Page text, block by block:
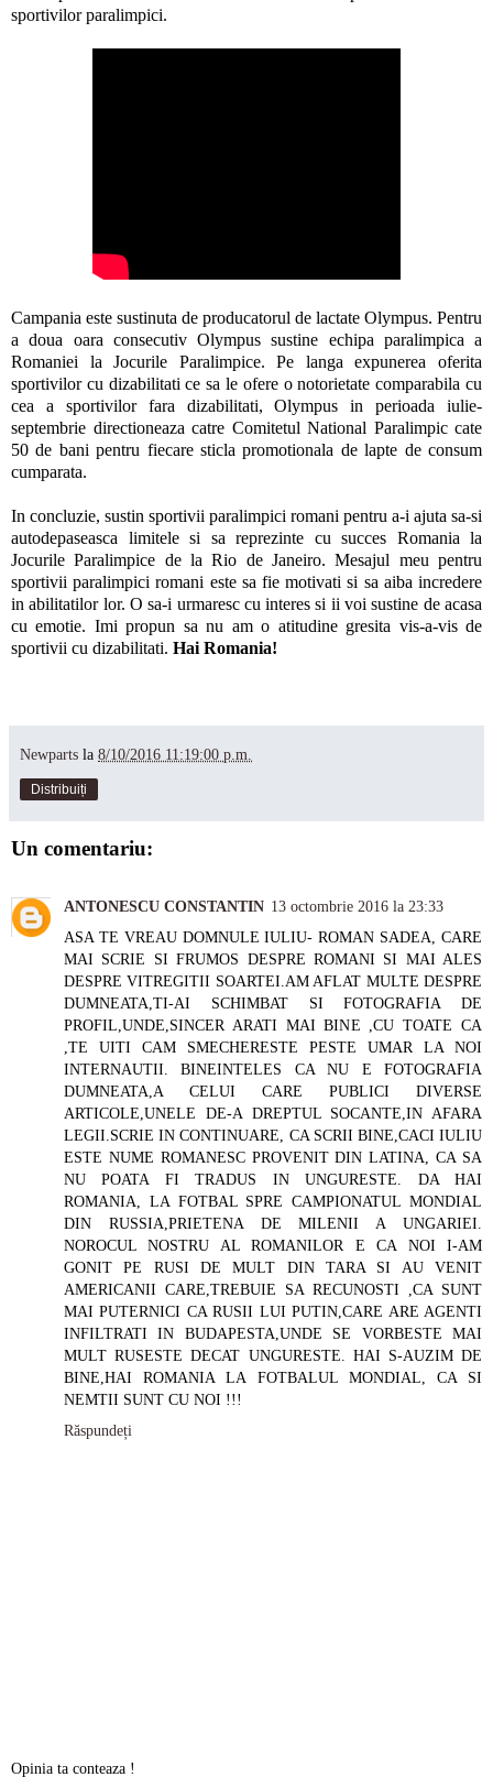
sportivilor paralimpici.
Campania este sustinuta de producatorul de lactate Olympus. Pentru
a doua oara consecutiv Olympus sustine echipa paralimpica a
Romaniei la Jocurile Paralimpice. Pe langa expunerea oferita
sportivilor cu dizabilitati ce sa le ofere o notorietate comparabila cu
cea a sportivilor fara dizabilitati, Olympus in perioada iulie-
septembrie directioneaza catre Comitetul National Paralimpic cate
50 de bani pentru fiecare sticla promotionala de lapte de consum
cumparata.
In concluzie, sustin sportivii paralimpici romani pentru a-i ajuta sa-si
autodepaseasca limitele si sa reprezinte cu succes Romania la
Jocurile Paralimpice de la Rio de Janeiro. Mesajul meu pentru
sportivii paralimpici romani este sa fie motivati si sa aiba incredere
in abilitatilor lor. O sa-i urmaresc cu interes si ii voi sustine de acasa
cu emotie. Imi propun sa nu am o atitudine gresita vis-a-vis de
sportivii cu dizabilitati. Hai Romania!
Newparts la 8/10/2016 11:19:00 p.m.
Distribuiți
Un comentariu:
ANTONESCU CONSTANTIN 13 octombrie 2016 la 23:33
ASA TE VREAU DOMNULE IULIU- ROMAN SADEA, CARE
MAI SCRIE SI FRUMOS DESPRE ROMANI SI MAI ALES
DESPRE VITREGITII SOARTEI.AM AFLAT MULTE DESPRE
DUMNEATA,TI-AI SCHIMBAT SI FOTOGRAFIA DE
PROFIL,UNDE,SINCER ARATI MAI BINE ,CU TOATE CA
,TE UITI CAM SMECHERESTE PESTE UMAR LA NOI
INTERNAUTII. BINEINTELES CA NU E FOTOGRAFIA
DUMNEATA,A CELUI CARE PUBLICI DIVERSE
ARTICOLE,UNELE DE-A DREPTUL SOCANTE,IN AFARA
LEGII.SCRIE IN CONTINUARE, CA SCRII BINE,CACI IULIU
ESTE NUME ROMANESC PROVENIT DIN LATINA, CA SA
NU POATA FI TRADUS IN UNGURESTE. DA HAI
ROMANIA, LA FOTBAL SPRE CAMPIONATUL MONDIAL
DIN RUSSIA,PRIETENA DE MILENII A UNGARIEI.
NOROCUL NOSTRU AL ROMANILOR E CA NOI I-AM
GONIT PE RUSI DE MULT DIN TARA SI AU VENIT
AMERICANII CARE,TREBUIE SA RECUNOSTI ,CA SUNT
MAI PUTERNICI CA RUSII LUI PUTIN,CARE ARE AGENTI
INFILTRATI IN BUDAPESTA,UNDE SE VORBESTE MAI
MULT RUSESTE DECAT UNGURESTE. HAI S-AUZIM DE
BINE,HAI ROMANIA LA FOTBALUL MONDIAL, CA SI
NEMTII SUNT CU NOI !!!
Răspundeți
Opinia ta conteaza !